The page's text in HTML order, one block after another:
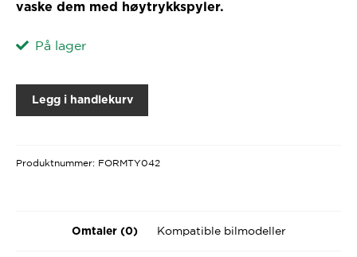
vaske dem med høytrykkspyler.
På lager
Legg i handlekurv
Produktnummer: FORMTY042
Omtaler (0) Kompatible bilmodeller